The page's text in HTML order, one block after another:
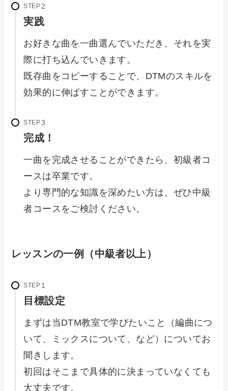
STEP
実践
お好きな曲を一曲選んでいただき、それを実
際に打ち込んでいきます。
既存曲をコピーすることで、DTMのスキルを
効果的に伸ばすことができます。
STEP
完成！
一曲を完成させることができたら、初級者コ
ースは卒業です。
より専門的な知識を深めたい方は、ぜひ中級
者コースをご検討ください。
レッスンの一例（中級者以上）
STEP
目標設定
まずは当DTM教室で学びたいこと（編曲につ
いて、ミックスについて、など）についてお
聞きします。
初回はそこまで具体的に決まっていなくても
大丈夫です。